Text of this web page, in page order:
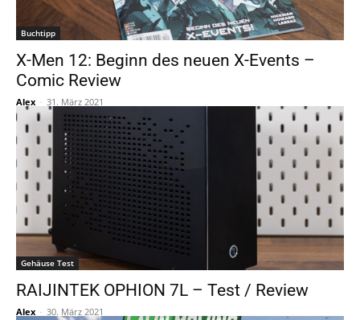
Buchtipp
X-Men 12: Beginn des neuen X-Events –
Comic Review
Alex - 31. März 2021
Gehäuse Test
RAIJINTEK OPHION 7L – Test / Review
Alex - 30. März 2021